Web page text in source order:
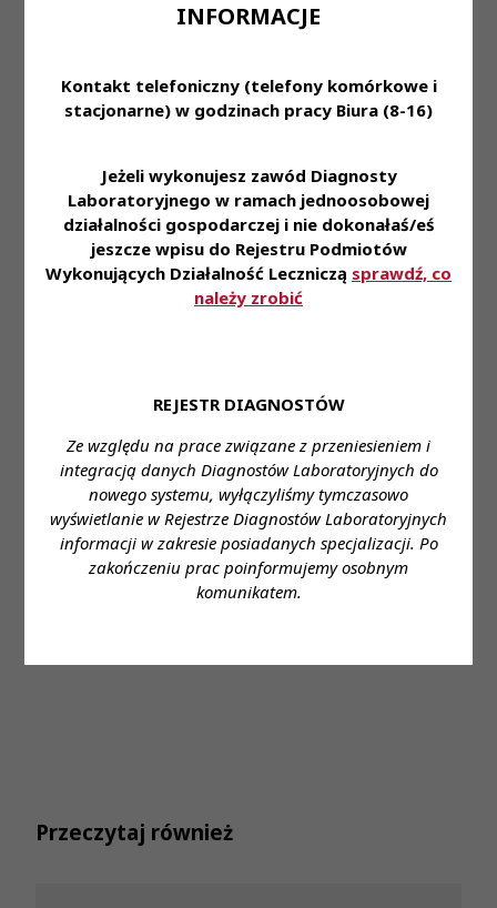
INFORMACJE
Kontakt telefoniczny (telefony komórkowe i
stacjonarne) w godzinach pracy Biura (8-16)
Jeżeli wykonujesz zawód Diagnosty
Laboratoryjnego w ramach jednoosobowej
działalności gospodarczej i nie dokonałaś/eś
jeszcze wpisu do Rejestru Podmiotów
Wykonujących Działalność Leczniczą sprawdź, co
należy zrobić
REJESTR DIAGNOSTÓW
Ze względu na prace związane z przeniesieniem i
integracją danych Diagnostów Laboratoryjnych do
nowego systemu, wyłączyliśmy tymczasowo
wyświetlanie w Rejestrze Diagnostów Laboratoryjnych
informacji w zakresie posiadanych specjalizacji. Po
zakończeniu prac poinformujemy osobnym
komunikatem.
będą mogły otrzymać uprawnienia do
szczepienia w przyszłości wykonywać, proszeni są
o pilne potwierdzenie swojego udziału, poprzez
przetwarzanie danych osobowych, które jest
wymagane przez Centrum Medyczne Kształcenia
Podyplomowego.
Formularz oświadczenia zgody oraz klauzulę
Informacyjną (do pobraniaZgoda_RODO
poczty tradycyjnej na adres siedziby Krajowej Izby
wykorzystaniem elektronicznej skrzynki
podawczej w ramach ePUAP.
Ważne: Warunkiem rejestracji na szkolenie jest
brak zaległości w opłacaniu składek
członkowskich oraz posiadanie czynnego
Przeczytaj również